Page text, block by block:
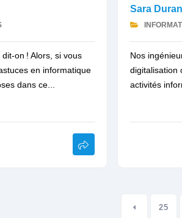
on ! Alors, si vous
en informatique
dans ce...
Sara
Nos
digitalisation
activités
25